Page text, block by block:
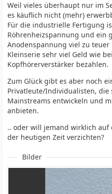
Weil vieles überhaupt nur im
es käuflich nicht (mehr)
Für die industrielle Fertigung
Röhrenheizspannung und ein
Anodenspannung viel zu
Kleinserie sehr viel Geld wie
Kopfhörerverstärker bezahlen.
Zum Glück gibt es aber noch
Privatleute/Individualisten, die
Mainstreams entwickeln und
anbieten.
.. oder will jemand wirklich
der heutigen Zeit verzichten?
Bilder